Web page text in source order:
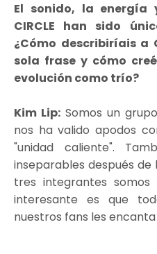
El sonido, la energía
CIRCLE han sido
¿Cómo describiríais a
sola frase y cómo
evolución como trío?
Kim Lip: Somos un
nos ha valido apodos
"unidad caliente".
inseparables después de
tres integrantes
interesante es que
nuestros fans les